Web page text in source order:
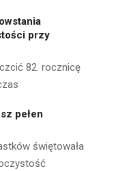
przy
82. rocznicę
pełen
świętowała